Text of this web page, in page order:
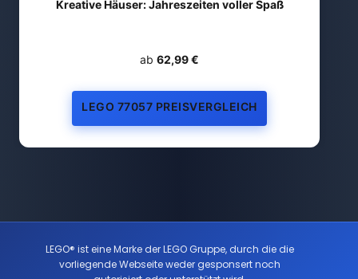
Kreative Häuser: Jahreszeiten voller Spaß
ab 62,99 €
LEGO 77057 PREISVERGLEICH
LEGO® ist eine Marke der LEGO Gruppe, durch die die
vorliegende Webseite weder gesponsert noch